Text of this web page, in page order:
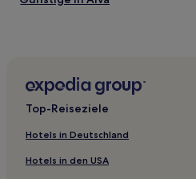
Hotels mit Pool in Enid
Haustierfreundliche in Enid
Haustierfreundliche in Clinton
Familien in Yukon
Top-Reiseziele
Hotels in Deutschland
Hotels in den USA